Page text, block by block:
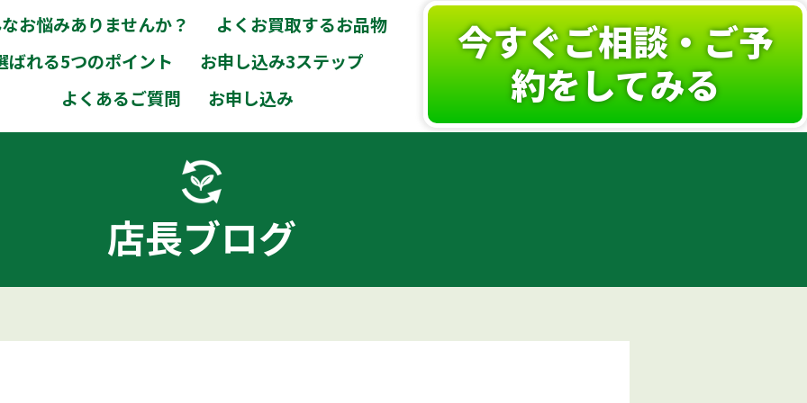
お悩みありませんか？
よくお買取するお品物
ばれる5つのポイント
お申し込み3ステップ
よくあるご質問
お申し込み
今すぐご相談・ご予
約をしてみる
店長ブログ